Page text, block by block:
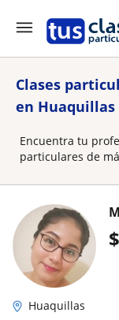
Clases
en Huaquillas
Encuentra tu
particulares de
$
Huaquillas